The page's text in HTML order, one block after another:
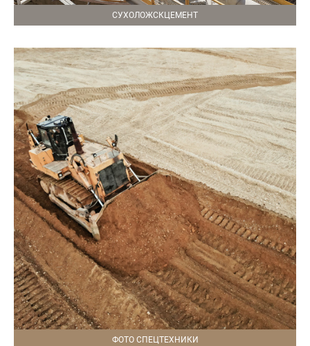
СУХОЛОЖСКЦЕМЕНТ
ФОТО СПЕЦТЕХНИКИ